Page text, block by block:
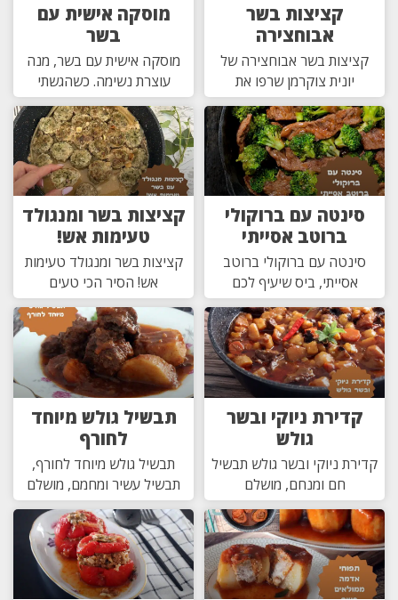
קציצות בשר
אבוחצירה
קציצות בשר אבוחצירה של
יונית צוקרמן שרפו את
מוסקה אישית עם
בשר
מוסקה אישית עם בשר, מנה
עוצרת נשימה. כשהגשתי
סינטה עם ברוקולי
ברוטב אסייתי
סינטה עם ברוקולי ברוטב
אסייתי, ביס שיעיף לכם
קציצות בשר ומנגולד
טעימות אש!
קציצות בשר ומנגולד טעימות
אש! הסיר הכי טעים
קדירת ניוקי ובשר
גולש
קדירת ניוקי ובשר גולש תבשיל
חם ומנחם, מושלם
תבשיל גולש מיוחד
לחורף
תבשיל גולש מיוחד לחורף,
תבשיל עשיר ומחמם, מושלם